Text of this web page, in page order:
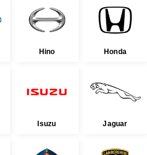
Hino Honda
Isuzu Jaguar